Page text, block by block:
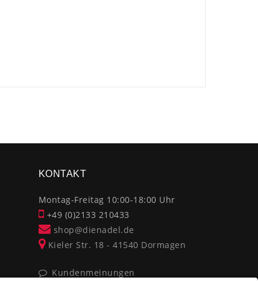
KONTAKT
Montag-Freitag 10:00-18:00 Uhr
+49 (0)2133 210433
shop@dienadel.de
Kieler Str. 18 - 41540 Dormagen
Kundenmeinungen